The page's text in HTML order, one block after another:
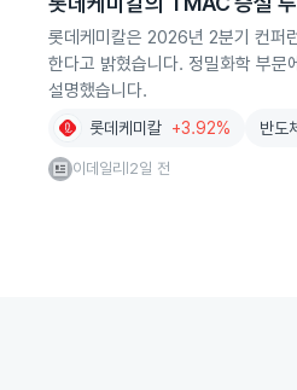
롯데케미칼은 2026년 2분기 컨퍼
한다고 밝혔습니다. 정밀화학 부문
설명했습니다.
롯데케미칼 +3.92% 반도
이데일리 2일 전